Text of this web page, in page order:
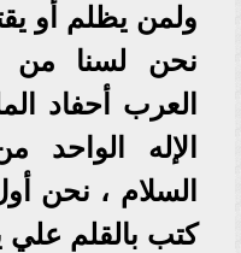
ولمن يظلم أو
نحن لسنا
العرب أحفاد
الإله الواحد
السلام ، نحن
كتب بالقلم علي